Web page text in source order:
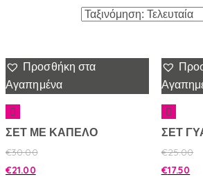
Προσθήκη στα
Αγαπημένα
ΣΕΤ ΜΕ ΚΑΠΕΛΟ
€30.00
€21.00
ΣΕΤ
€25.00
€17.50